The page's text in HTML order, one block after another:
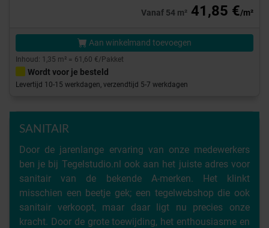
Vanaf 54 m² 41,85 €/m²
Aan winkelmand toevoegen
Inhoud: 1,35 m² = 61,60 €/Pakket
Wordt voor je besteld
Levertijd 10-15 werkdagen, verzendtijd 5-7 werkdagen
SANITAIR
Door de jarenlange ervaring van onze medewerkers
ben je bij Tegelstudio.nl ook aan het juiste adres voor
sanitair van de bekende A-merken. Het klinkt
misschien een beetje gek; een tegelwebshop die ook
sanitair verkoopt, maar daar ligt nu precies onze
kracht. Door de grote toewijding, het enthousiasme en